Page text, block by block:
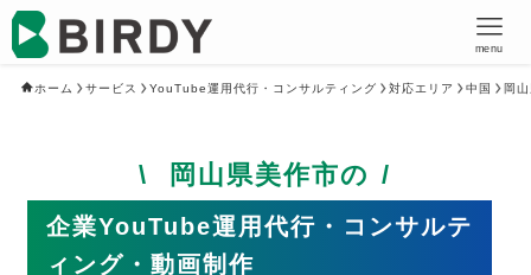
menu
ホーム サービス YouTube運用代行・コンサルティング 対応エリア 中国 岡
岡山県美作市の
企業YouTube運用代行・コンサルテ
ィング・動画制作